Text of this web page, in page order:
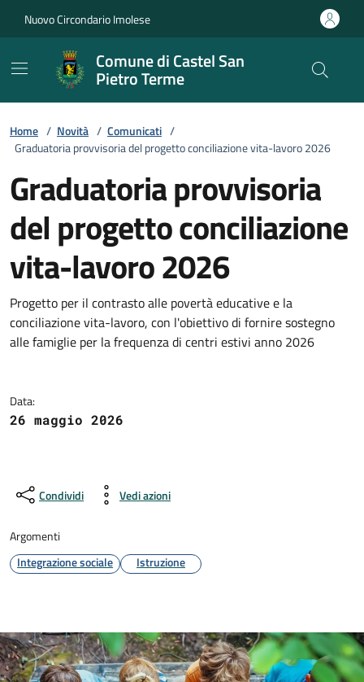
Nuovo Circondario Imolese
Comune di Castel San
Pietro Terme
Home / Novità / Comunicati /
Graduatoria provvisoria del progetto conciliazione vita-lavoro 2026
Graduatoria provvisoria
del progetto conciliazione
vita-lavoro 2026
Dettagli della notizia
Progetto per il contrasto alle povertà educative e la
conciliazione vita-lavoro, con l'obiettivo di fornire sostegno
alle famiglie per la frequenza di centri estivi anno 2026
Data:
26 maggio 2026
Condividi Vedi azioni
Argomenti
Integrazione sociale
Istruzione